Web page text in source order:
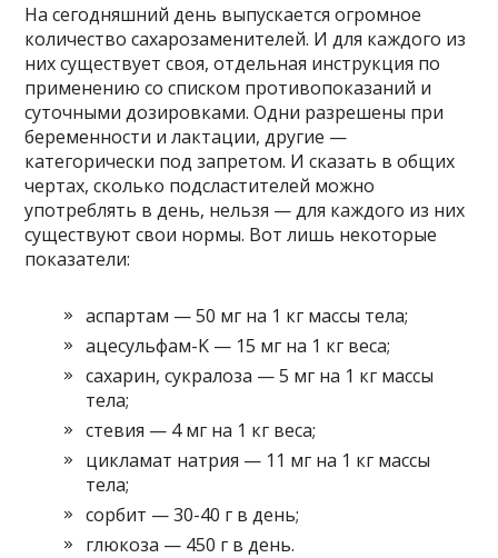
На сегодняшний день выпускается огромное
количество сахарозаменителей. И для каждого из
них существует своя, отдельная инструкция по
применению со списком противопоказаний и
суточными дозировками. Одни разрешены при
беременности и лактации, другие —
категорически под запретом. И сказать в общих
чертах, сколько подсластителей можно
употреблять в день, нельзя — для каждого из них
существуют свои нормы. Вот лишь некоторые
показатели:
аспартам — 50 мг на 1 кг массы тела;
ацесульфам-K — 15 мг на 1 кг веса;
сахарин, сукралоза — 5 мг на 1 кг массы
тела;
стевия — 4 мг на 1 кг веса;
цикламат натрия — 11 мг на 1 кг массы
тела;
сорбит — 30-40 г в день;
глюкоза — 450 г в день.